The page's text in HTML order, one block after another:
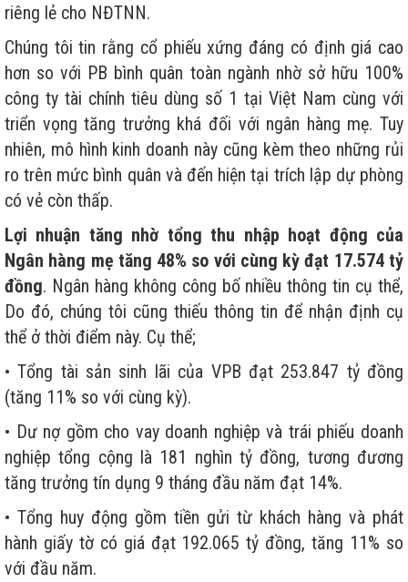
riêng lẻ cho NĐTNN.
Chúng tôi tin rằng cổ phiếu xứng đáng có định giá cao
hơn so với PB bình quân toàn ngành nhờ sở hữu 100%
công ty tài chính tiêu dùng số 1 tại Việt Nam cùng với
triển vọng tăng trưởng khá đối với ngân hàng mẹ. Tuy
nhiên, mô hình kinh doanh này cũng kèm theo những rủi
ro trên mức bình quân và đến hiện tại trích lập dự phòng
có vẻ còn thấp.
Lợi nhuận tăng nhờ tổng thu nhập hoạt động của
Ngân hàng mẹ tăng 48% so với cùng kỳ đạt 17.574 tỷ
đồng. Ngân hàng không công bố nhiều thông tin cụ thể,
Do đó, chúng tôi cũng thiếu thông tin để nhận định cụ
thể ở thời điểm này. Cụ thể;
• Tổng tài sản sinh lãi của VPB đạt 253.847 tỷ đồng
(tăng 11% so với cùng kỳ).
• Dư nợ gồm cho vay doanh nghiệp và trái phiếu doanh
nghiệp tổng cộng là 181 nghìn tỷ đồng, tương đương
tăng trưởng tín dụng 9 tháng đầu năm đạt 14%.
• Tổng huy động gồm tiền gửi từ khách hàng và phát
hành giấy tờ có giá đạt 192.065 tỷ đồng, tăng 11% so
với đầu năm.